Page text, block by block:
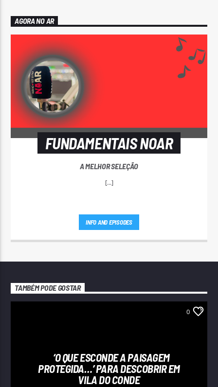
AGORA NO AR
FUNDAMENTAIS NOAR
A MELHOR SELEÇÃO
[...]
INFO AND EPISODES
TAMBÉM PODE GOSTAR
0
‘O QUE ESCONDE A PAISAGEM
PROTEGIDA…’ PARA DESCOBRIR EM
VILA DO CONDE